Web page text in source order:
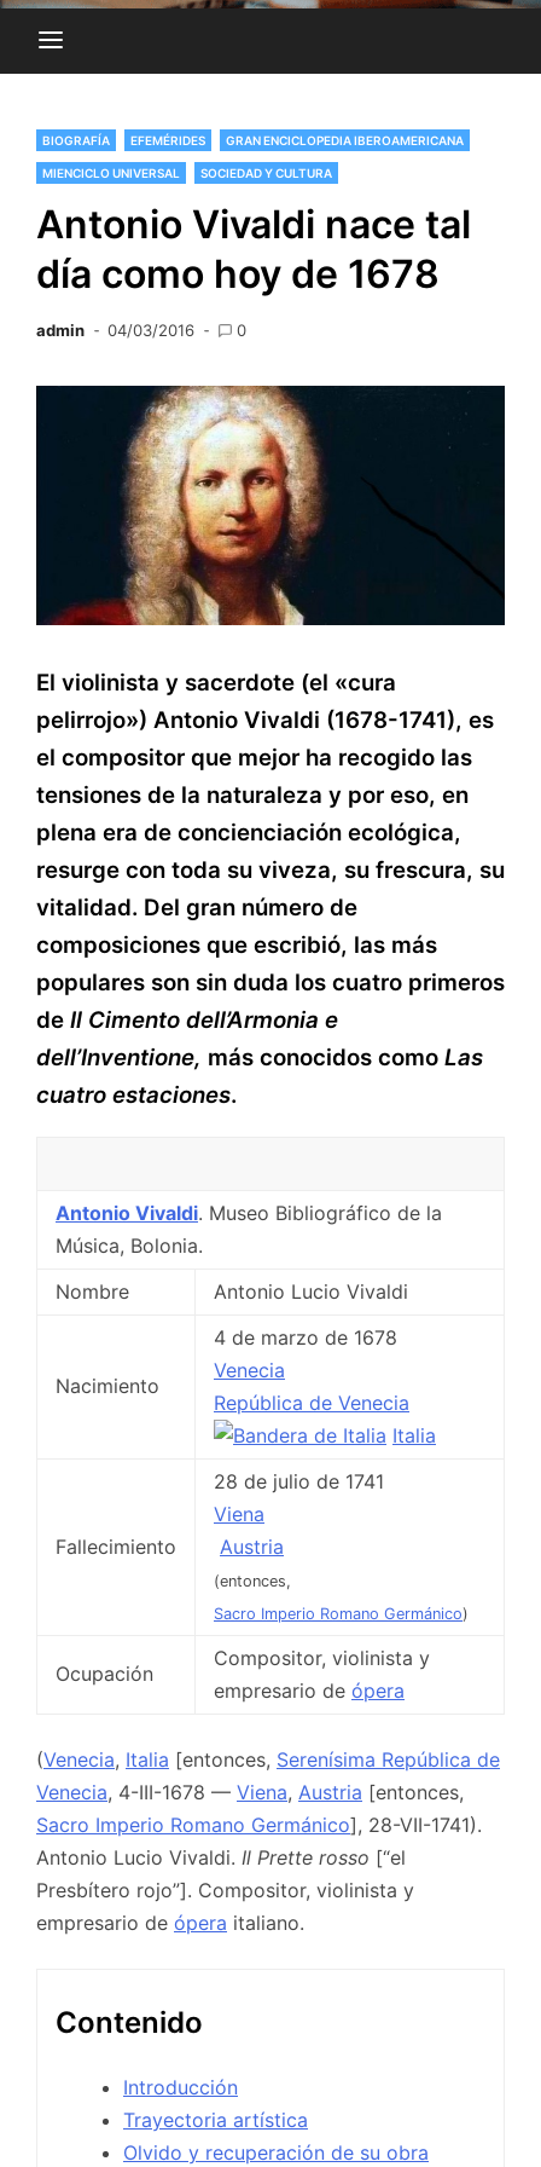
BIOGRAFÍA EFEMÉRIDES GRAN ENCICLOPEDIA IBEROAMERICANA
MIENCICLO UNIVERSAL SOCIEDAD Y CULTURA
Antonio Vivaldi nace tal
día como hoy de 1678
admin 04/03/2016 0
El violinista y sacerdote (el «cura
pelirrojo») Antonio Vivaldi (1678-1741), es
el compositor que mejor ha recogido las
tensiones de la naturaleza y por eso, en
plena era de concienciación ecológica,
resurge con toda su viveza, su frescura, su
vitalidad. Del gran número de
composiciones que escribió, las más
populares son sin duda los cuatro primeros
de Il Cimento dell’Armonia e
dell’Inventione, más conocidos como Las
cuatro estaciones.
Antonio Vivaldi. Museo Bibliográfico de la
Música, Bolonia.
Nombre
Antonio Lucio Vivaldi
Nacimiento
4 de marzo de 1678
Venecia
República de Venecia
Italia
Fallecimiento
28 de julio de 1741
Viena
Austria
(entonces,
Sacro Imperio Romano Germánico)
Ocupación
Compositor, violinista y
empresario de ópera
(Venecia, Italia [entonces, Serenísima República de
Venecia, 4-III-1678 — Viena, Austria [entonces,
Sacro Imperio Romano Germánico], 28-VII-1741).
Antonio Lucio Vivaldi. Il Prette rosso [“el
Presbítero rojo”]. Compositor, violinista y
empresario de ópera italiano.
Contenido
Introducción
Trayectoria artística
Olvido y recuperación de su obra